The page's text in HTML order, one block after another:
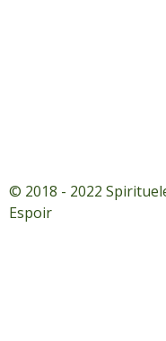
© 2018 - 2022
Espoir